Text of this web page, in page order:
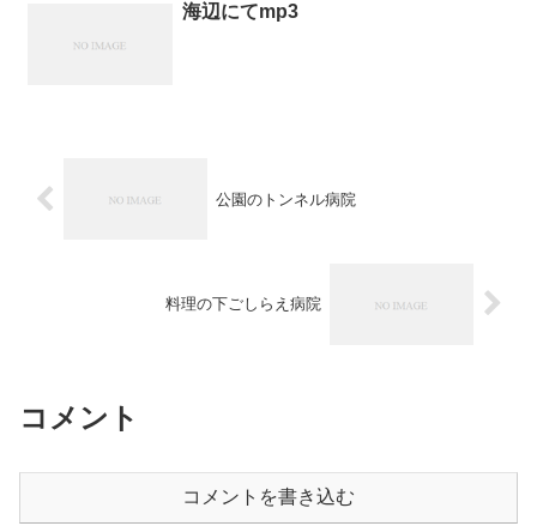
海辺にてmp3
公園のトンネル病院
料理の下ごしらえ病院
コメント
コメントを書き込む